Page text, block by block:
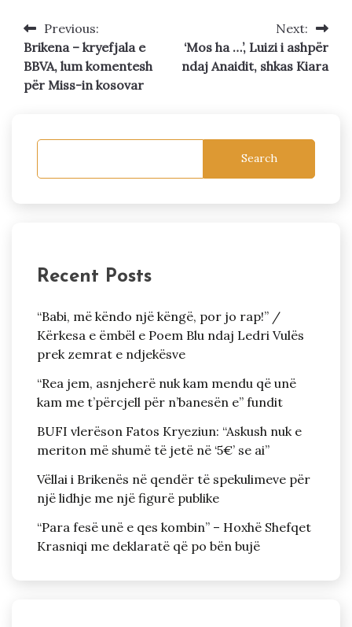
Post
navigation
Previous:
Brikena – kryefjala e
BBVA, lum komentesh
për Miss-in kosovar
Next:
‘Mos ha …’, Luizi i ashpër
ndaj Anaidit, shkas Kiara
Search
Recent Posts
“Babi, më këndo një këngë, por jo rap!” /
Kërkesa e ëmbël e Poem Blu ndaj Ledri Vulës
prek zemrat e ndjekësve
“Rea jem, asnjeherë nuk kam mendu që unë
kam me t’përcjell për n’banesën e” fundit
BUFI vlerëson Fatos Kryeziun: “Askush nuk e
meriton më shumë të jetë në ‘5€’ se ai”
Vëllai i Brikenës në qendër të spekulimeve për
një lidhje me një figurë publike
“Para fesë unë e qes kombin” – Hoxhë Shefqet
Krasniqi me deklaratë që po bën bujë